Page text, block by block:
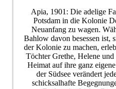
Apia, 1901: Die adelige
Potsdam in die Kolonie
Neuanfang zu wagen.
Bahlow davon besessen ist,
der Kolonie zu machen,
Töchter Grethe, Helene
Heimat auf ihre ganz
der Südsee verändert
schicksalhafte